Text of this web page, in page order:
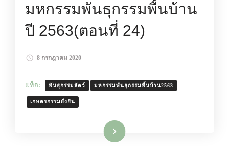
มหกรรมพันธุกรรมพื้นบ้าน
ปี 2563(ตอนที่ 24)
8 กรกฎาคม 2020
แท็ก: พันธุกรรมสัตว์ มหกรรมพันธุกรรมพื้นบ้าน2563
เกษตรกรรมยั่งยืน
อ่านเพิ่มเติม